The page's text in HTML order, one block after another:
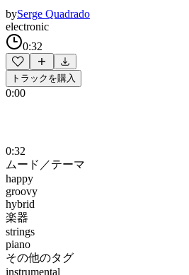
bySerge Quadrado
electronic
0:32
トラックを購入
0:00
0:32
ムード／テーマ
happy
groovy
hybrid
楽器
strings
piano
その他のタグ
instrumental